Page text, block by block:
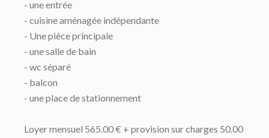
- une entrée
- cuisine aménagée indépendante
- Une pièce principale
- une salle de bain
- wc séparé
- balcon
- une place de stationnement
Loyer mensuel 565.00 € + provision sur charges 50.00